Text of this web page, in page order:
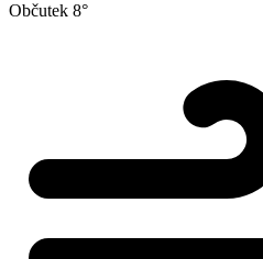
Občutek 8°